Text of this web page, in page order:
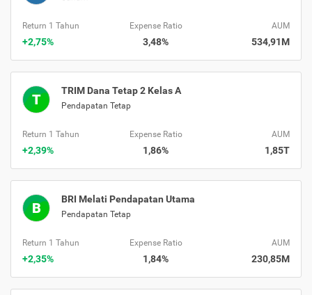
Return 1 Tahun
+2,75%
Expense Ratio
3,48%
AUM
534,91M
T
TRIM Dana Tetap 2 Kelas A
Pendapatan Tetap
Return 1 Tahun
+2,39%
Expense Ratio
1,86%
AUM
1,85T
B
BRI Melati Pendapatan Utama
Pendapatan Tetap
Return 1 Tahun
+2,35%
Expense Ratio
1,84%
AUM
230,85M